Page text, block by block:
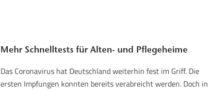
Mehr Schnelltests für Alten- und Pflegeheime
Das Coronavirus hat Deutschland weiterhin fest im Griff. Die
ersten Impfungen konnten bereits verabreicht werden. Doch in